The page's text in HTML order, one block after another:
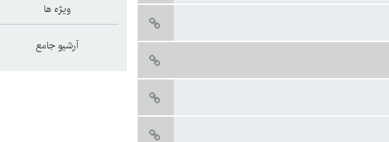
ویژه ها
آرشیو جامع